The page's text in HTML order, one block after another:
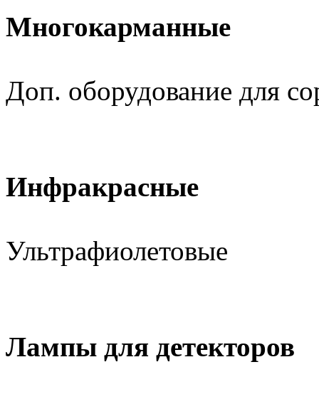
Многокарманные
Доп. оборудование для
Инфракрасные
Ультрафиолетовые
Лампы для детекторов